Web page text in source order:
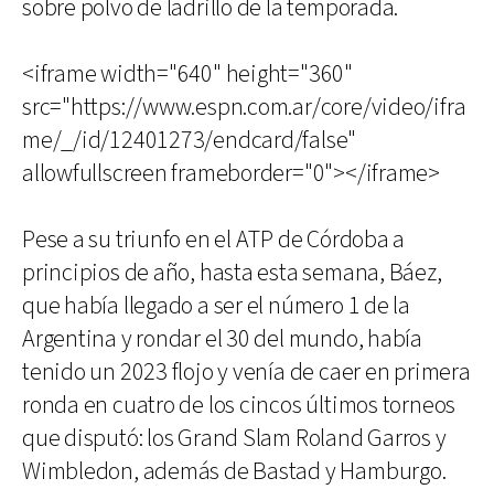
sobre polvo de ladrillo de la temporada.
<iframe width="640" height="360"
src="https://www.espn.com.ar/core/video/ifra
me/_/id/12401273/endcard/false"
allowfullscreen frameborder="0"></iframe>
Pese a su triunfo en el ATP de Córdoba a
principios de año, hasta esta semana, Báez,
que había llegado a ser el número 1 de la
Argentina y rondar el 30 del mundo, había
tenido un 2023 flojo y venía de caer en primera
ronda en cuatro de los cincos últimos torneos
que disputó: los Grand Slam Roland Garros y
Wimbledon, además de Bastad y Hamburgo.